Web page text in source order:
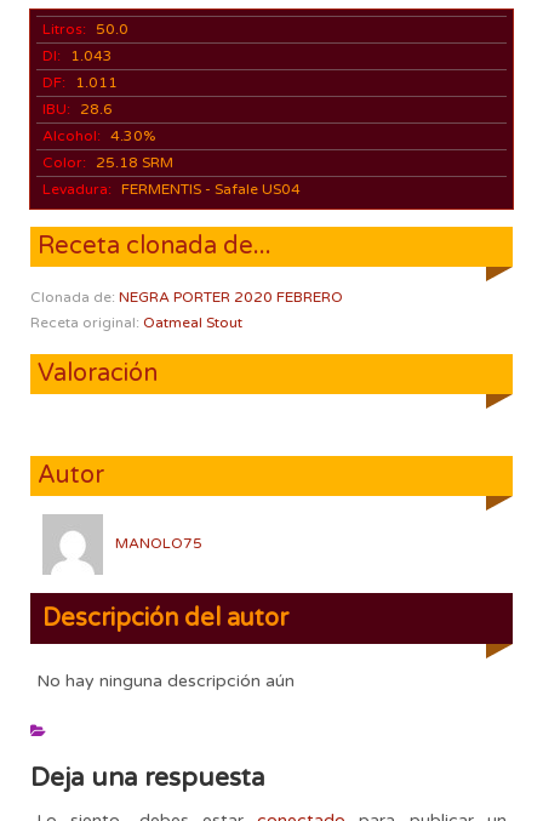
Litros:
50.0
DI:
1.043
DF:
1.011
IBU:
28.6
Alcohol: 4.30%
Color:
25.18 SRM
Levadura: FERMENTIS - Safale US04
Receta clonada de...
Clonada de: NEGRA PORTER 2020 FEBRERO
Receta original: Oatmeal Stout
Valoración
Autor
MANOLO75
Descripción del autor
No hay ninguna descripción aún
Deja una respuesta